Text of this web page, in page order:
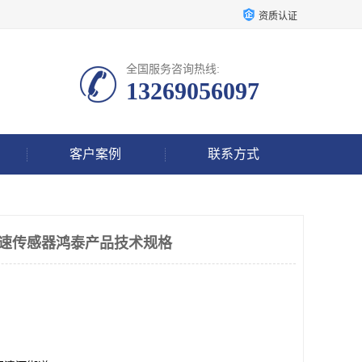
资质认证
全国服务咨询热线:
13269056097
客户案例 联系方式
传感器鸿泰产品技术规格